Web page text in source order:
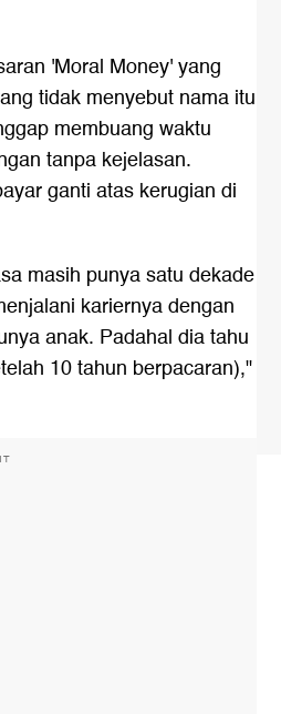
'Moral Money' yang
tidak menyebut nama itu
membuang waktu
tanpa kejelasan.
ganti atas kerugian di
masih punya satu dekade
kariernya dengan
anak. Padahal dia tahu
10 tahun berpacaran),"